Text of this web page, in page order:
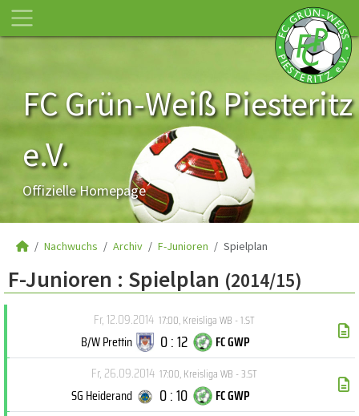
FC Grün-Weiß Piesteritz
e.V.
Offizielle Homepage
Nachwuchs Archiv F-Junioren Spielplan
F-Junioren : Spielplan (2014/15)
Fr, 12.09.2014 17:00,Kreisliga WB - 1.ST
B/W Prettin 0 : 12
FC GWP
Fr, 26.09.2014 17:00,Kreisliga WB - 3.ST
SG Heiderand 0 : 10
FC GWP